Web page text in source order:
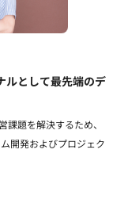
ルとして最先端のデ
課題を解決するため、
開発およびプロジェク